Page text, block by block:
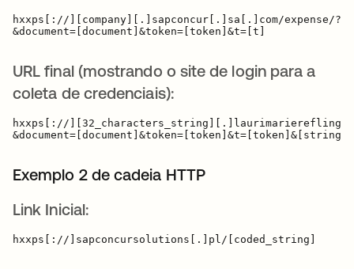
hxxps[://][company][.]sapconcur[.]sa[.]com/expense/
URL final (mostrando o site de login para a
coleta de credenciais):
hxxps[://
Exemplo 2 de cadeia HTTP
Link Inicial: